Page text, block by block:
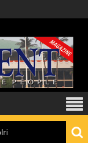
Hadirkan